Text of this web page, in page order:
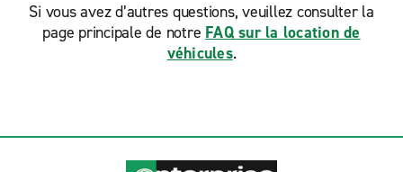
Si vous avez d’autres questions, veuillez consulter la
page principale de notre FAQ sur la location de
véhicules.